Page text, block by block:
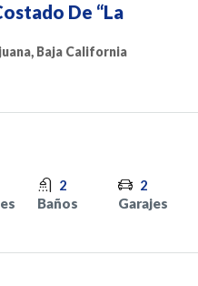
De “La
Baja California
2
Baños
2
Garajes